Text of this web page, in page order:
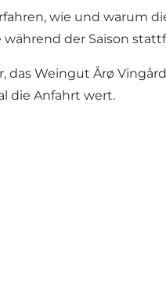
wie und warum
der Saison
Weingut Årø
die Anfahrt wert.